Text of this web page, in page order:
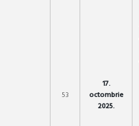
53
17.
octombrie
2025.